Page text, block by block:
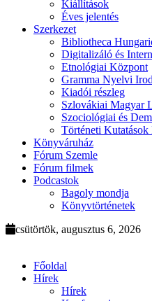
Kiállítások
Éves jelentés
Szerkezet
Bibliotheca
Digitalizáló és
Etnológiai Központ
Gramma Nyelvi
Kiadói részleg
Szlovákiai Magyar
Szociológiai és
Történeti Kutatások
Könyváruház
Fórum Szemle
Fórum filmek
Podcastok
Bagoly mondja
Könyvtörténetek
csütörtök, augusztus 6, 2026
Főoldal
Hírek
Hírek